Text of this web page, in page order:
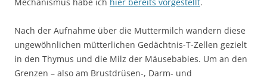
Mechanismus habe ich hier bereits vorgestellt.
Nach der Aufnahme über die Muttermilch wandern diese
ungewöhnlichen mütterlichen Gedächtnis-T-Zellen gezielt
in den Thymus und die Milz der Mäusebabies. Um an den
Grenzen – also am Brustdrüsen-, Darm- und